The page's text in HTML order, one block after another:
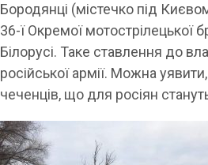
Бородянці (містечко під
36-ї Окремої мотострілецької
Білорусі. Таке ставлення до
російської армії. Можна
чеченців, що для росіян